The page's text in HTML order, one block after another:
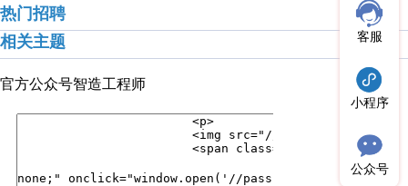
热门招聘
相关主题
官方公众号智造工程师
客服
小程序
公众号